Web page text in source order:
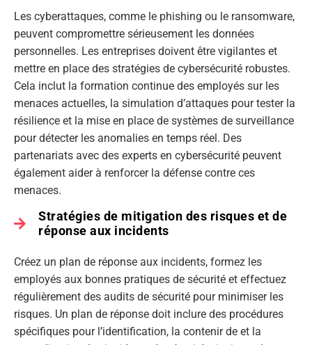
Les cyberattaques, comme le phishing ou le ransomware,
peuvent compromettre sérieusement les données
personnelles. Les entreprises doivent être vigilantes et
mettre en place des stratégies de cybersécurité robustes.
Cela inclut la formation continue des employés sur les
menaces actuelles, la simulation d’attaques pour tester la
résilience et la mise en place de systèmes de surveillance
pour détecter les anomalies en temps réel. Des
partenariats avec des experts en cybersécurité peuvent
également aider à renforcer la défense contre ces
menaces.
Stratégies de mitigation des risques et de
réponse aux incidents
Créez un plan de réponse aux incidents, formez les
employés aux bonnes pratiques de sécurité et effectuez
régulièrement des audits de sécurité pour minimiser les
risques. Un plan de réponse doit inclure des procédures
spécifiques pour l’identification, la contenir de et la